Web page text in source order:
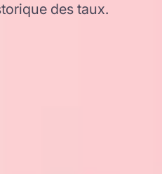
des taux.